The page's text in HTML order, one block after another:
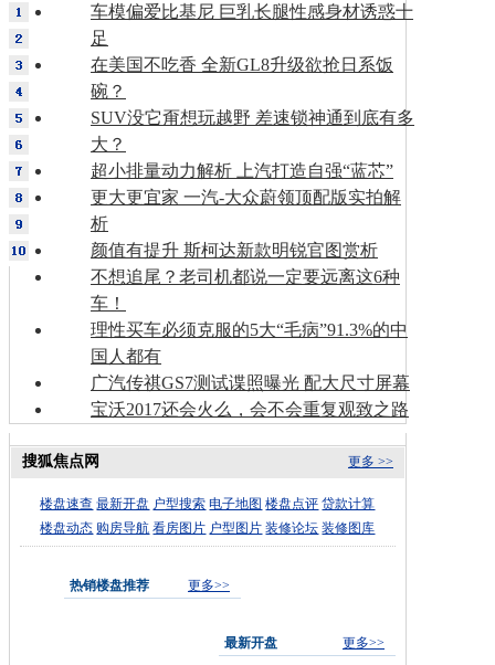
车模偏爱比基尼 巨乳长腿性感身材诱惑十
足
在美国不吃香 全新GL8升级欲抢日系饭
碗？
SUV没它甭想玩越野 差速锁神通到底有多
大？
超小排量动力解析 上汽打造自强“蓝芯”
更大更宜家 一汽-大众蔚领顶配版实拍解
析
颜值有提升 斯柯达新款明锐官图赏析
不想追尾？老司机都说一定要远离这6种
车！
理性买车必须克服的5大“毛病”91.3%的中
国人都有
广汽传祺GS7测试谍照曝光 配大尺寸屏幕
宝沃2017还会火么，会不会重复观致之路
更多 >>
搜狐焦点网
楼盘速查 最新开盘 户型搜索 电子地图 楼盘点评 贷款计算
楼盘动态 购房导航 看房图片 户型图片 装修论坛 装修图库
热销楼盘推荐 更多>>
最新开盘
更多>>